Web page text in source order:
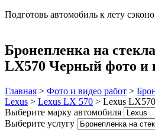
Подготовь автомобиль к лету
Бронепленка на
LX570 Черный фото и
Главная > Фото и видео работ >
Lexus > Lexus LX 570 > Lexus
Выберите марку автомобиля
Выберите услугу